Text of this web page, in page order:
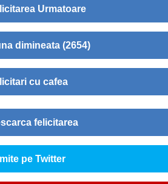
Urmatoare
dimineata (2654)
cu cafea
felicitarea
pe Twitter